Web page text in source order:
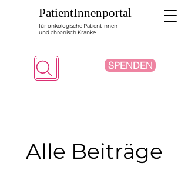
PatientInnenportal
für onkologische PatientInnen
und chronisch Kranke
Suche SPENDEN
Alle Beiträge